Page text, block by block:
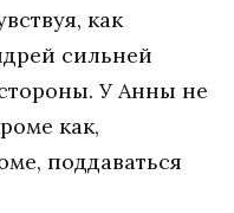
как
сильней
У Анны не
как,
поддаваться